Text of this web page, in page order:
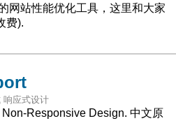
网站性能优化工具，这里和大家
费).
响应式设计
Responsive Design. 中文原